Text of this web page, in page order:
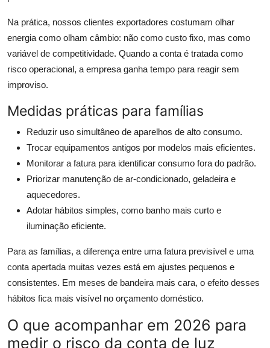
Na prática, nossos clientes exportadores costumam olhar
energia como olham câmbio: não como custo fixo, mas como
variável de competitividade. Quando a conta é tratada como
risco operacional, a empresa ganha tempo para reagir sem
improviso.
Medidas práticas para famílias
Reduzir uso simultâneo de aparelhos de alto consumo.
Trocar equipamentos antigos por modelos mais eficientes.
Monitorar a fatura para identificar consumo fora do padrão.
Priorizar manutenção de ar-condicionado, geladeira e
aquecedores.
Adotar hábitos simples, como banho mais curto e
iluminação eficiente.
Para as famílias, a diferença entre uma fatura previsível e uma
conta apertada muitas vezes está em ajustes pequenos e
consistentes. Em meses de bandeira mais cara, o efeito desses
hábitos fica mais visível no orçamento doméstico.
O que acompanhar em 2026 para
medir o risco da conta de luz